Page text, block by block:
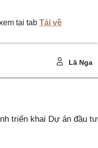
tại tab Tải về
Lã Nga
triển khai Dự án đầu tư